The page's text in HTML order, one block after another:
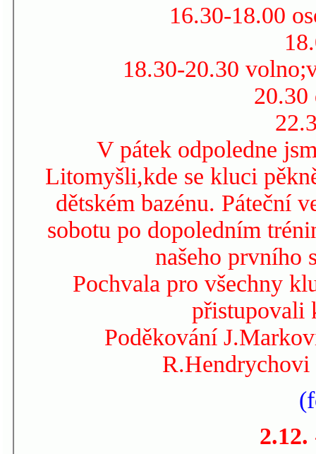
16.30-18.00
18.30-20.30
20.30
V pátek odpoledne
Litomyšli,kde se kluci
dětském bazénu. Páteční
sobotu po dopoledním
našeho prvního
Pochvala pro všechny
přistupovali
Poděkování
2.12.